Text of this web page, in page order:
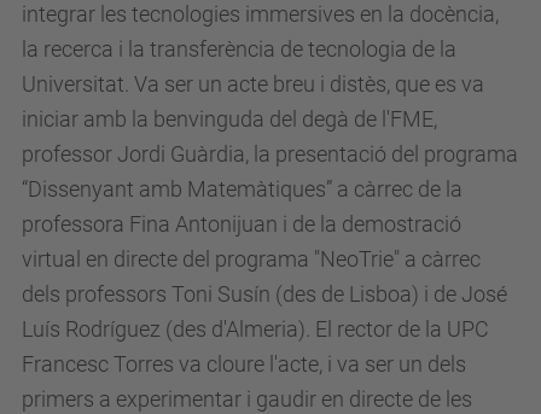
integrar les tecnologies immersives en la docència,
la recerca i la transferència de tecnologia de la
Universitat. Va ser un acte breu i distès, que es va
iniciar amb la benvinguda del degà de l'FME,
professor Jordi Guàrdia, la presentació del programa
“Dissenyant amb Matemàtiques” a càrrec de la
professora Fina Antonijuan i de la demostració
virtual en directe del programa "NeoTrie" a càrrec
dels professors Toni Susín (des de Lisboa) i de José
Luís Rodríguez (des d'Almeria). El rector de la UPC
Francesc Torres va cloure l'acte, i va ser un dels
primers a experimentar i gaudir en directe de les